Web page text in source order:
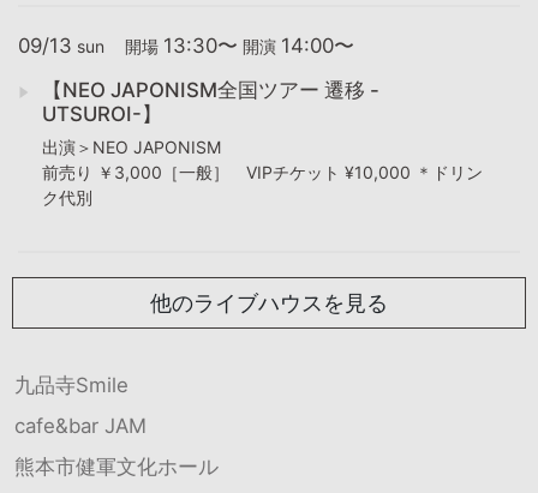
09/13 sun 開場 13:30〜 開演 14:00〜
【NEO JAPONISM全国ツアー 遷移 -
UTSUROI-】
出演＞NEO JAPONISM
前売り ￥3,000［一般］ VIPチケット ¥10,000 ＊ドリン
ク代別
他のライブハウスを見る
九品寺Smile
cafe&bar JAM
熊本市健軍文化ホール